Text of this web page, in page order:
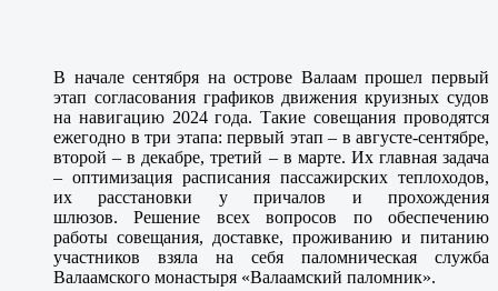
В начале сентября на острове Валаам прошел первый
этап согласования графиков движения круизных судов
на навигацию 2024 года. Такие совещания проводятся
ежегодно в три этапа: первый этап – в августе-сентябре,
второй – в декабре, третий – в марте. Их главная задача
– оптимизация расписания пассажирских теплоходов,
их расстановки у причалов и прохождения
шлюзов. Решение всех вопросов по обеспечению
работы совещания, доставке, проживанию и питанию
участников взяла на себя паломническая служба
Валаамского монастыря «Валаамский паломник».